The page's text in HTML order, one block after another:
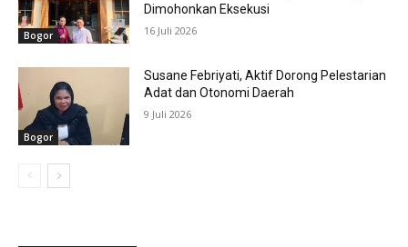
Bogor
Dimohonkan Eksekusi
16 Juli 2026
Bogor
Susane Febriyati, Aktif Dorong Pelestarian
Adat dan Otonomi Daerah
9 Juli 2026